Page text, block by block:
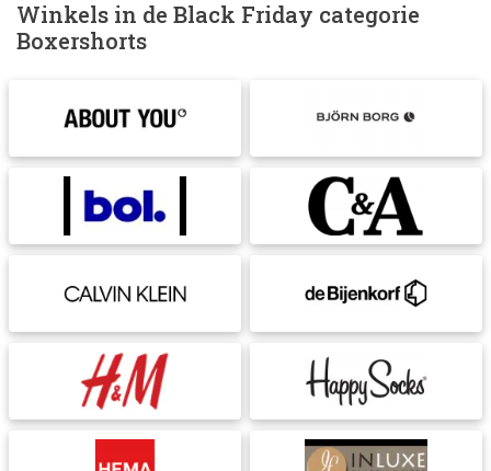
Winkels in de Black Friday categorie
Boxershorts